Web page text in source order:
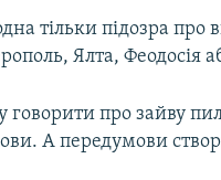
тільки підозра про
Ялта, Феодосія
говорити про зайву
А передумови